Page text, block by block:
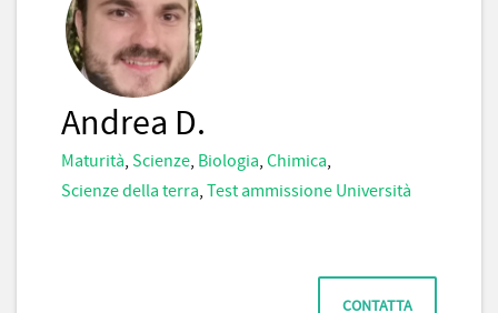
Andrea D.
Maturità, Scienze, Biologia, Chimica,
Scienze della terra, Test ammissione Università
CONTATTA